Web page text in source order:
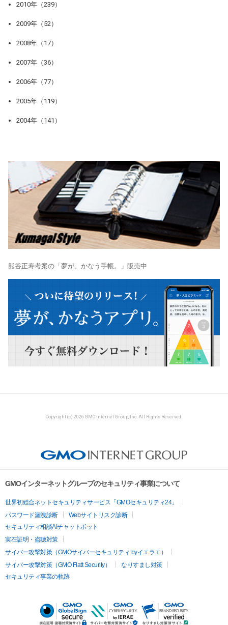
2010年（239）
2009年（52）
2008年（17）
2007年（36）
2006年（77）
2005年（119）
2004年（141）
熊谷正寿考案の「夢が、かなう手帳。」販売中
Copyright (c) 2026 GMO Internet Group, Inc. All Rights Reserved.
GMOインターネットグループのセキュリティ事業について
世界初総合ネットセキュリティサービス「GMOセキュリティ24」
パスワード漏洩診断
Webサイトリスク診断
セキュリティ相談AIチャットボット
実在証明・盗聴対策
サイバー攻撃対策（GMOサイバーセキュリティ byイエラエ）
サイバー攻撃対策（GMO Flatt Security）
なりすまし対策
セキュリティ事業の軌跡